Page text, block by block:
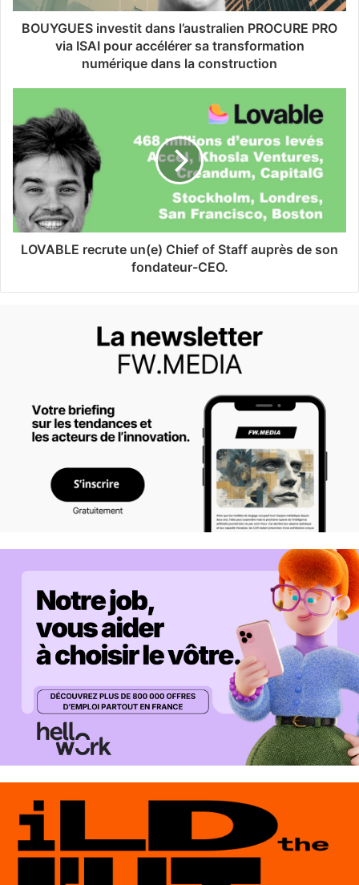
BOUYGUES investit dans l’australien PROCURE PRO
via ISAI pour accélérer sa transformation
numérique dans la construction
LOVABLE recrute un(e) Chief of Staff auprès de son
fondateur-CEO.